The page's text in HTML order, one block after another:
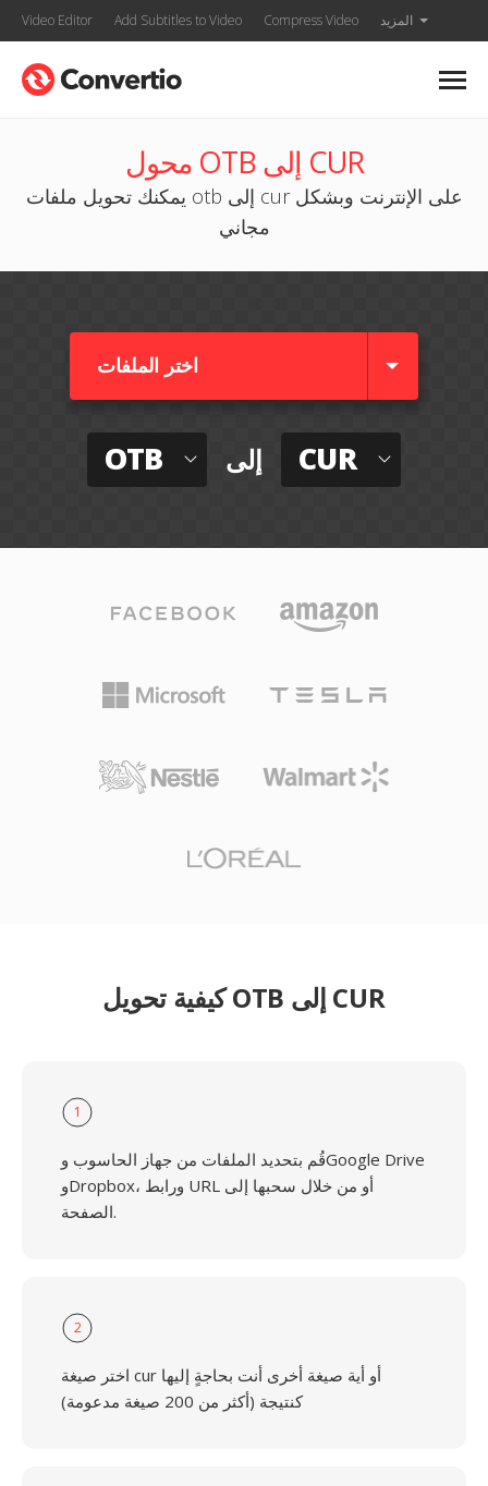
Video Editor Add Subtitles to Video Compress Video المزيد
محول OTB إلى CUR
يمكنك تحويل ملفات otb إلى cur على الإنترنت وبشكل
مجاني
اختر الملفات
OTB إلى CUR
كيفية تحويل OTB إلى CUR
1
قُم بتحديد الملفات من جهاز الحاسوب وGoogle Drive
وDropbox، ورابط URL أو من خلال سحبها إلى
الصفحة.
2
اختر صيغة cur أو أية صيغة أخرى أنت بحاجةٍ إليها
كنتيجة (أكثر من 200 صيغة مدعومة)